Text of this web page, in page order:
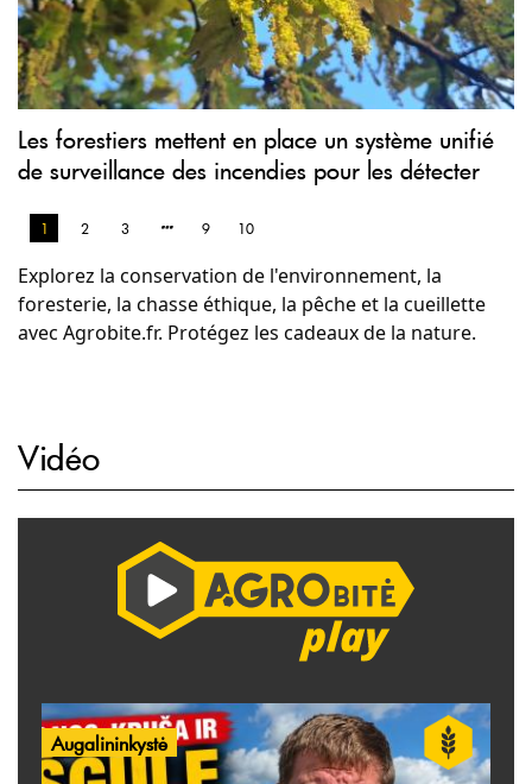
Les forestiers mettent en place un système unifié
de surveillance des incendies pour les détecter
1 2 3 9 10
Explorez la conservation de l'environnement, la
foresterie, la chasse éthique, la pêche et la cueillette
avec Agrobite.fr. Protégez les cadeaux de la nature.
Vidéo
Augalininkystė